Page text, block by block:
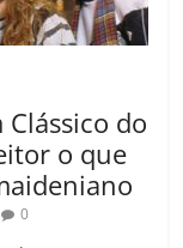
Clássico do
o que
0